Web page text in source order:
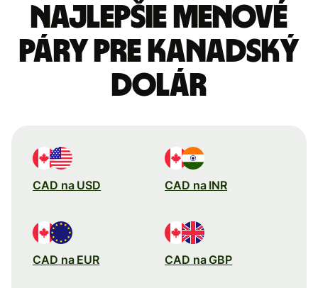
Najlepšie menové
páry pre Kanadský
dolár
CAD na USD CAD na INR
CAD na EUR CAD na GBP